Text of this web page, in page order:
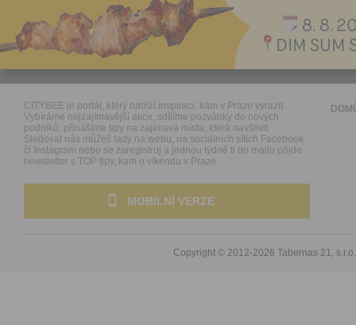
CITYBEE je portál, který nabízí inspiraci, kam v Praze vyrazit.
Vybíráme nejzajímavější akce, sdílíme pozvánky do nových
podniků, přinášíme tipy na zajímavá místa, která navštívit.
Sledovat nás můžeš tady na webu, na sociálních sítích Facebook
či Instagram nebo se zaregistruj a jednou týdně ti do mailu přijde
newsletter s TOP tipy, kam o víkendu v Praze.
MOBILNÍ VERZE
Copyright © 2012-2026 Tabernas 21, s.r.o.